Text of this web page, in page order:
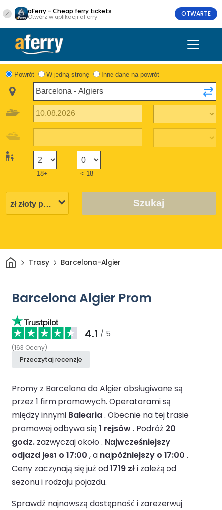
aFerry - Cheap ferry tickets
Otwórz w aplikacji aFerry OTWARTE
Powrót W jedną stronę Inne dane na powrót
18+ < 18
Szukaj
DomTrasy Barcelona-Algier
Barcelona Algier Prom
4.1 / 5
(163 Oceny)
Przeczytaj recenzje
Promy z Barcelona do Algier obsługiwane są
przez 1 firm promowych. Operatorami są
między innymi Balearia. Obecnie na tej trasie
promowej odbywa się1 rejsów. Podróż 20
godz. zazwyczaj około . Najwcześniejszy
odjazd jest o 17:00 , a najpóźniejszy o 17:00 .
Ceny zaczynają się już od1719 złi zależą od
sezonu i rodzaju pojazdu.
Sprawdź najnowszą dostępność i zarezerwuj